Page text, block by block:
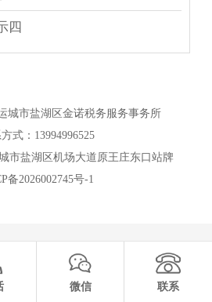
四
城市盐湖区金诺税务服务事务所
式：13994996525
市盐湖区机场大道原王庄东口站牌
备2026002745号-1
微信 联系